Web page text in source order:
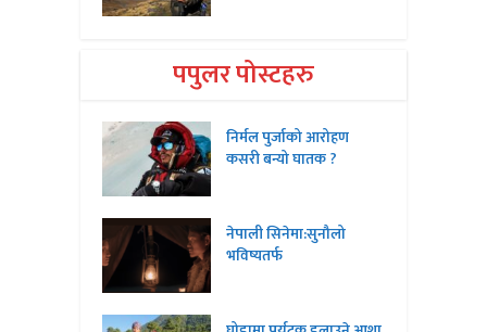
पपुलर पोस्टहरु
निर्मल पुर्जाको आरोहण
कसरी बन्यो घातक ?
नेपाली सिनेमा:सुनौलो
भविष्यतर्फ